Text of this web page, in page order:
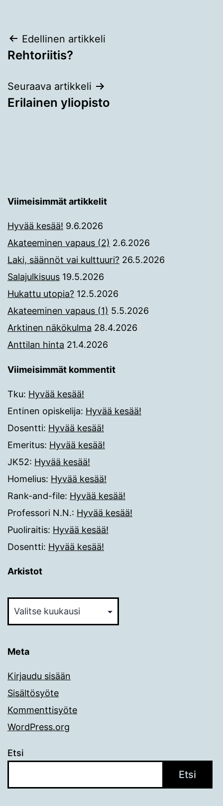
Artikkelien
selaus
Edellinen artikkeli
Rehtoriitis?
Seuraava artikkeli
Erilainen yliopisto
Viimeisimmät artikkelit
Hyvää kesää! 9.6.2026
Akateeminen vapaus (2) 2.6.2026
Laki, säännöt vai kulttuuri? 26.5.2026
Salajulkisuus 19.5.2026
Hukattu utopia? 12.5.2026
Akateeminen vapaus (1) 5.5.2026
Arktinen näkökulma 28.4.2026
Anttilan hinta 21.4.2026
Viimeisimmät kommentit
Tku: Hyvää kesää!
Entinen opiskelija: Hyvää kesää!
Dosentti: Hyvää kesää!
Emeritus: Hyvää kesää!
JK52: Hyvää kesää!
Homelius: Hyvää kesää!
Rank-and-file: Hyvää kesää!
Professori N.N.: Hyvää kesää!
Puoliraitis: Hyvää kesää!
Dosentti: Hyvää kesää!
Arkistot
Meta
Kirjaudu sisään
Sisältösyöte
Kommenttisyöte
WordPress.org
Etsi
Etsi